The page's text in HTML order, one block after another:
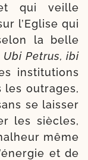
qui veille
l’Eglise qui
la belle
Ubi Petrus, ibi
ins­ti­tu­tions
les outrages,
se lais­ser
les siècles,
même
et de